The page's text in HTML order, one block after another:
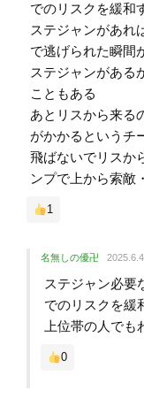
でのリスクを緩和
ステジャンがあれ
で逃げられた瞬間
ステジャンがある
こともある
あとリスから来る
がかかるというチ
飛ばないでリスか
ンプで上から索敵
1
名無しの優卍
ステジャン必要
でのリスクを緩
上位帯の人で
0